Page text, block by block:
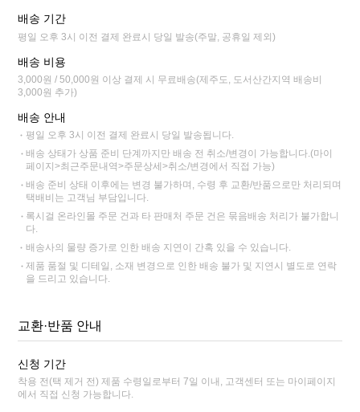
배송 기간
평일 오후 3시 이전 결제 완료시 당일 발송(주말, 공휴일 제외)
배송 비용
3,000원 / 50,000원 이상 결제 시 무료배송(제주도, 도서산간지역 배송비
3,000원 추가)
배송 안내
평일 오후 3시 이전 결제 완료시 당일 발송됩니다.
배송 상태가 상품 준비 단계까지만 배송 전 취소/변경이 가능합니다.(마이
페이지>최근주문내역>주문상세>취소/변경에서 직접 가능)
배송 준비 상태 이후에는 변경 불가하며, 수령 후 교환/반품으로만 처리되며
택배비는 고객님 부담입니다.
록시걸 온라인몰 주문 건과 타 판매처 주문 건은 묶음배송 처리가 불가합니
다.
배송사의 물량 증가로 인한 배송 지연이 간혹 있을 수 있습니다.
제품 품절 및 디테일, 소재 변경으로 인한 배송 불가 및 지연시 별도로 연락
을 드리고 있습니다.
교환·반품 안내
신청 기간
착용 전(택 제거 전) 제품 수령일로부터 7일 이내, 고객센터 또는 마이페이지
에서 직접 신청 가능합니다.